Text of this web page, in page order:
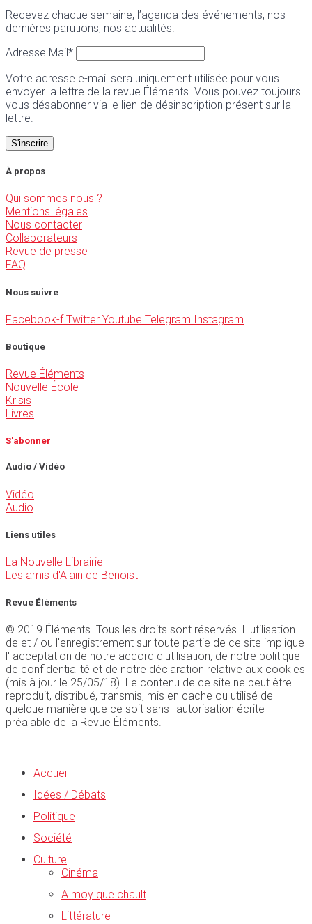
Recevez chaque semaine, l’agenda des événements, nos
dernières parutions, nos actualités.
Adresse Mail*
Votre adresse e-mail sera uniquement utilisée pour vous
envoyer la lettre de la revue Éléments. Vous pouvez toujours
vous désabonner via le lien de désinscription présent sur la
lettre.
À propos
Qui sommes nous ?
Mentions légales
Nous contacter
Collaborateurs
Revue de presse
FAQ
Nous suivre
Facebook-f Twitter Youtube Telegram Instagram
Boutique
Revue Éléments
Nouvelle École
Krisis
Livres
S'abonner
Audio / Vidéo
Vidéo
Audio
Liens utiles
La Nouvelle Librairie
Les amis d'Alain de Benoist
Revue Éléments
© 2019 Éléments. Tous les droits sont réservés. L'utilisation
de et / ou l'enregistrement sur toute partie de ce site implique
l' acceptation de notre accord d'utilisation, de notre politique
de confidentialité et de notre déclaration relative aux cookies
(mis à jour le 25/05/18). Le contenu de ce site ne peut être
reproduit, distribué, transmis, mis en cache ou utilisé de
quelque manière que ce soit sans l'autorisation écrite
préalable de la Revue Éléments.
Accueil
Idées / Débats
Politique
Société
Culture
Cinéma
A moy que chault
Littérature